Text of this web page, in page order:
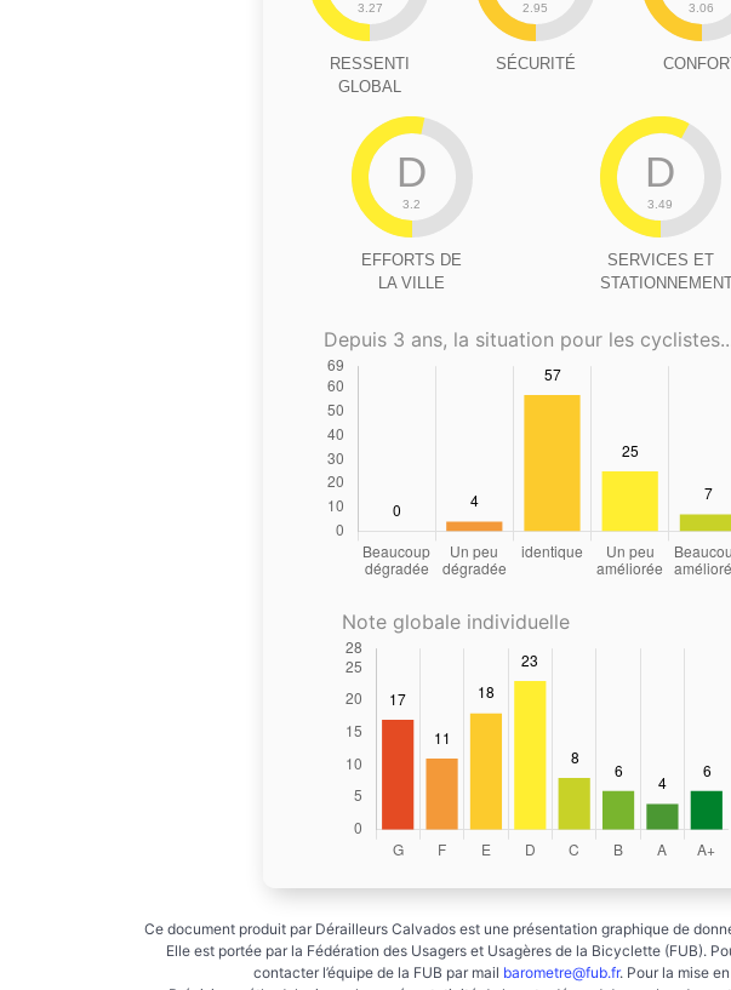
3.27
RESSENTI
GLOBAL
2.95
SÉCURITÉ
3.06
D
3.2
EFFORTS DE
LA VILLE
D
3.49
SERVICES ET
Depuis 3 ans, la situation pour les
Note globale individuelle
Ce document produit par Dérailleurs Calvados est une présentation graphique de
Elle est portée par la Fédération des Usagers et Usagères de la Bicyclette (FUB).
contacter l’équipe de la FUB par mail barometre@fub.fr. Pour la mise